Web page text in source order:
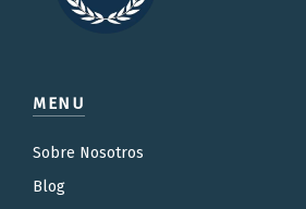
MENU
Sobre Nosotros
Blog